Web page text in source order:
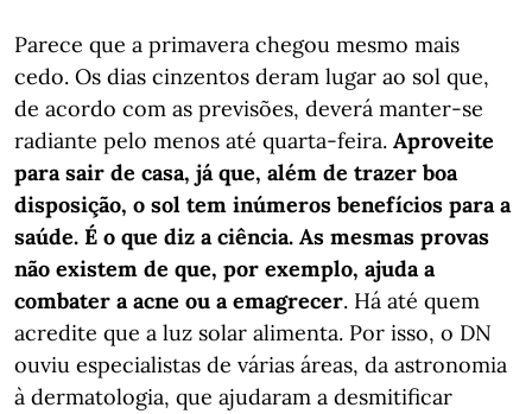
Parece que a primavera chegou mesmo mais
cedo. Os dias cinzentos deram lugar ao sol que,
de acordo com as previsões, deverá manter-se
radiante pelo menos até quarta-feira. Aproveite
para sair de casa, já que, além de trazer boa
disposição, o sol tem inúmeros benefícios para a
saúde. É o que diz a ciência. As mesmas provas
não existem de que, por exemplo, ajuda a
combater a acne ou a emagrecer. Há até quem
acredite que a luz solar alimenta. Por isso, o DN
ouviu especialistas de várias áreas, da astronomia
à dermatologia, que ajudaram a desmitificar